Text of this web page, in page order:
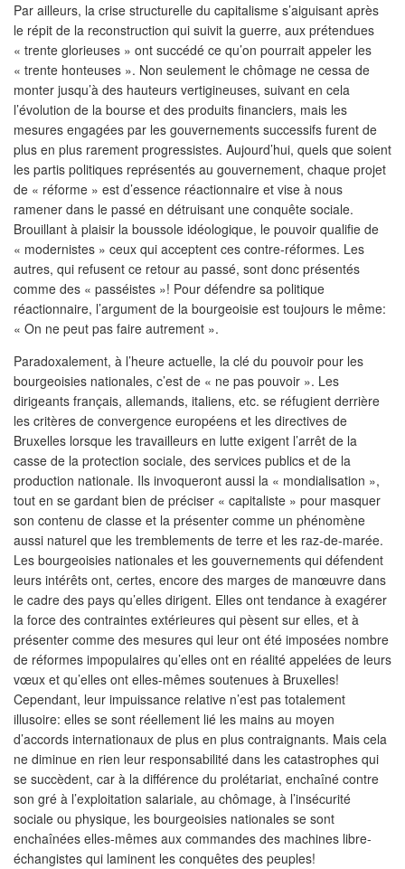
Par ailleurs, la crise structurelle du capitalisme s’aiguisant après
le répit de la reconstruction qui suivit la guerre, aux prétendues
« trente glorieuses » ont succédé ce qu’on pourrait appeler les
« trente honteuses ». Non seulement le chômage ne cessa de
monter jusqu’à des hauteurs vertigineuses, suivant en cela
l’évolution de la bourse et des produits financiers, mais les
mesures engagées par les gouvernements successifs furent de
plus en plus rarement progressistes. Aujourd’hui, quels que soient
les partis politiques représentés au gouvernement, chaque projet
de « réforme » est d’essence réactionnaire et vise à nous
ramener dans le passé en détruisant une conquête sociale.
Brouillant à plaisir la boussole idéologique, le pouvoir qualifie de
« modernistes » ceux qui acceptent ces contre-réformes. Les
autres, qui refusent ce retour au passé, sont donc présentés
comme des « passéistes »! Pour défendre sa politique
réactionnaire, l’argument de la bourgeoisie est toujours le même:
« On ne peut pas faire autrement ».
Paradoxalement, à l’heure actuelle, la clé du pouvoir pour les
bourgeoisies nationales, c’est de « ne pas pouvoir ». Les
dirigeants français, allemands, italiens, etc. se réfugient derrière
les critères de convergence européens et les directives de
Bruxelles lorsque les travailleurs en lutte exigent l’arrêt de la
casse de la protection sociale, des services publics et de la
production nationale. Ils invoqueront aussi la « mondialisation »,
tout en se gardant bien de préciser « capitaliste » pour masquer
son contenu de classe et la présenter comme un phénomène
aussi naturel que les tremblements de terre et les raz-de-marée.
Les bourgeoisies nationales et les gouvernements qui défendent
leurs intérêts ont, certes, encore des marges de manœuvre dans
le cadre des pays qu’elles dirigent. Elles ont tendance à exagérer
la force des contraintes extérieures qui pèsent sur elles, et à
présenter comme des mesures qui leur ont été imposées nombre
de réformes impopulaires qu’elles ont en réalité appelées de leurs
vœux et qu’elles ont elles-mêmes soutenues à Bruxelles!
Cependant, leur impuissance relative n’est pas totalement
illusoire: elles se sont réellement lié les mains au moyen
d’accords internationaux de plus en plus contraignants. Mais cela
ne diminue en rien leur responsabilité dans les catastrophes qui
se succèdent, car à la différence du prolétariat, enchaîné contre
son gré à l’exploitation salariale, au chômage, à l’insécurité
sociale ou physique, les bourgeoisies nationales se sont
enchaînées elles-mêmes aux commandes des machines libre-
échangistes qui laminent les conquêtes des peuples!